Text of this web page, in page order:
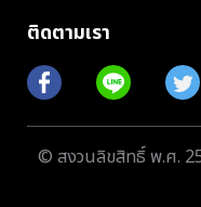
ติดตามเรา
© สงวนลิขสิทธิ์ พ.ศ.